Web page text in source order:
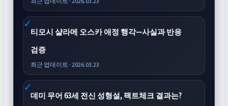
티모시 샬라메 오스카 애정 행각—사실과 반응
검증
최근 업데이트 · 2026.03.23
데미 무어 63세 전신 성형설, 팩트체크 결과는?